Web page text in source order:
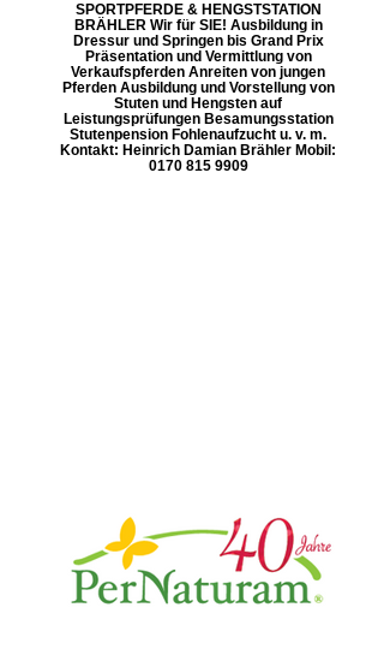
SPORTPFERDE & HENGSTSTATION
BRÄHLER Wir für SIE! Ausbildung in
Dressur und Springen bis Grand Prix
Präsentation und Vermittlung von
Verkaufspferden Anreiten von jungen
Pferden Ausbildung und Vorstellung von
Stuten und Hengsten auf
Leistungsprüfungen Besamungsstation
Stutenpension Fohlenaufzucht u. v. m.
Kontakt: Heinrich Damian Brähler Mobil:
0170 815 9909